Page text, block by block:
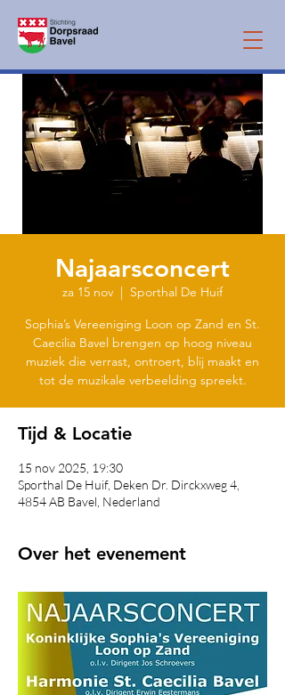
Najaarsconcert
za 15 nov
  |
Sporthal De Huif
Sophia’s Vereeniging Loon op Zand en St.
Caecilia Bavel brengen op hoog niveau
muziek die verrast, ontroert, blij maakt en
tot de muzikale verbeelding spreekt.
Tijd & Locatie
15 nov 2025, 19:30
Sporthal De Huif, Deken Dr. Dirckxweg 4,
4854 AB Bavel, Nederland
Over het evenement